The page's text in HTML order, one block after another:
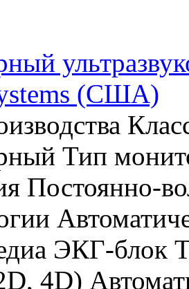
(США)
Тип
Постоянно-
ЭКГ-блок
4D)